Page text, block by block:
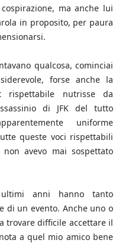
ma anche lui
in proposito, per paura
qualcosa, cominciai
forse anche la
rispettabile nutrisse da
di JFK del tutto
uniforme
queste voci rispettabili
avevo mai sospettato
anni hanno tanto
di un evento. Anche uno o
trovare difficile accettare il
a quel mio amico bene